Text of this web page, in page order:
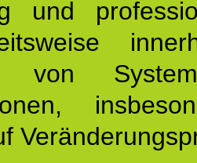
und
von